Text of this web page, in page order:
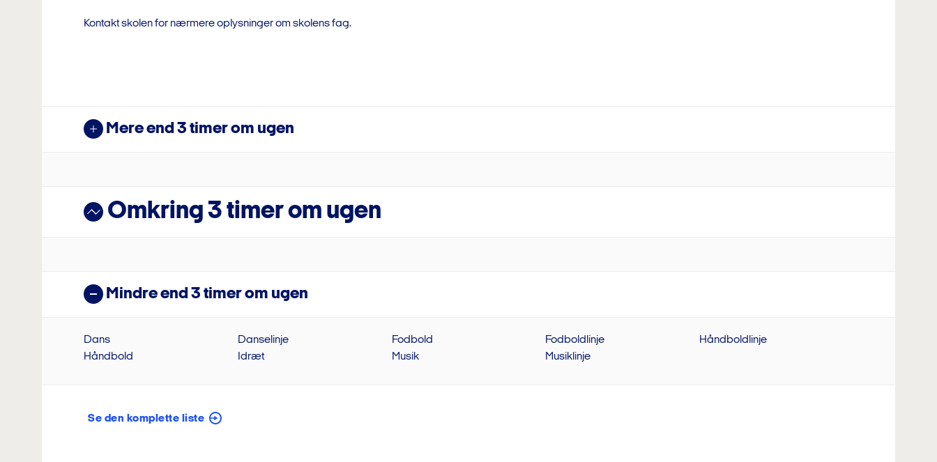
Dance
Håndbold
Musik
Kontakt skolen for nærmere oplysninger om skolens fag.
Mere end 3 timer om ugen
Omkring 3 timer om ugen
Mindre end 3 timer om ugen
Dans Danselinje Fodbold Fodboldlinje
Håndboldlinje
Håndbold
Idræt Musik Musiklinje
Se den komplette liste
0 børn
Beregn